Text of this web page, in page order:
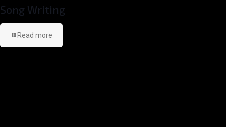
Song Writing
Read more